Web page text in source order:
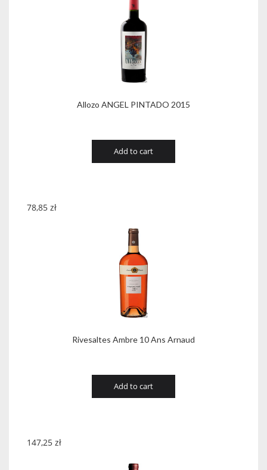
Allozo ANGEL PINTADO 2015
Add to cart
Rivesaltes Ambre 10 Ans Arnaud
78,85 zł
Add to cart
147,25 zł